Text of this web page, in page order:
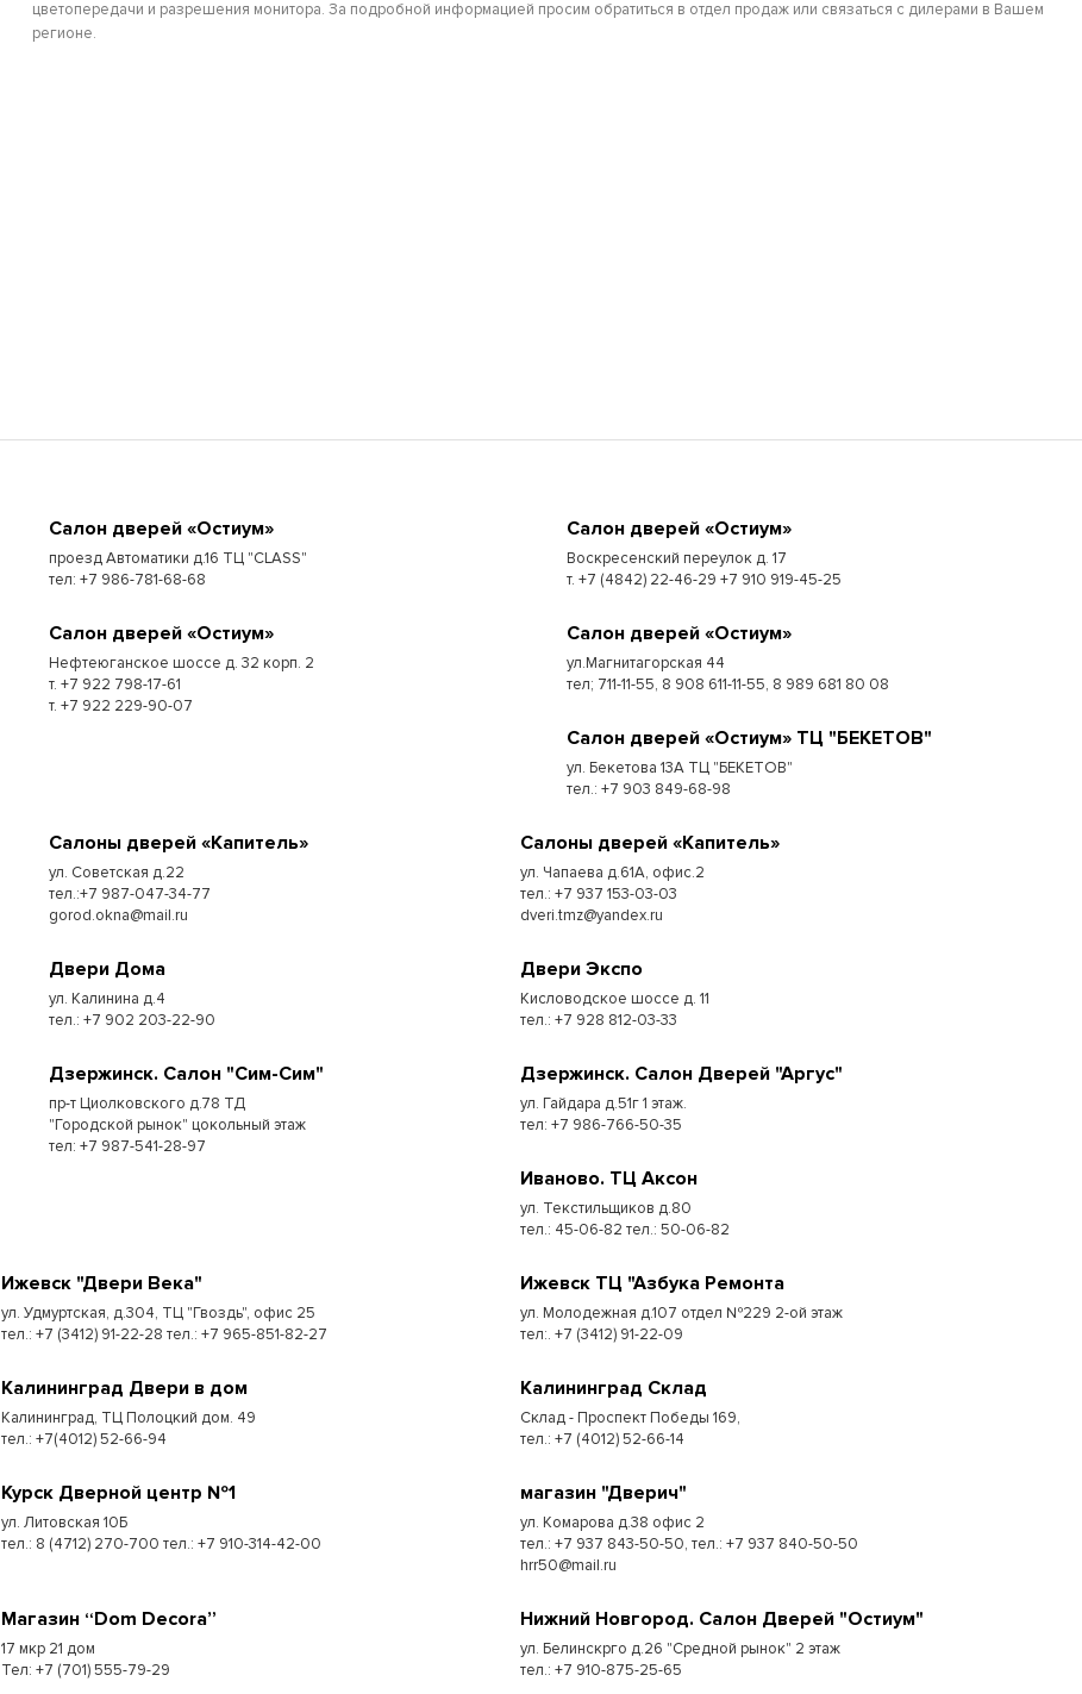
цветопередачи и разрешения монитора. За подробной информацией просим обратиться в отдел продаж или связаться с дилерами в Вашем
регионе.
Cалон дверей «Остиум»
проезд Автоматики д.16 ТЦ "CLASS"
тел: +7 986-781-68-68
Cалон дверей «Остиум»
Воскресенский переулок д. 17
т. +7 (4842) 22-46-29 +7 910 919-45-25
Cалон дверей «Остиум»
Нефтеюганское шоссе д. 32 корп. 2
т. +7 922 798-17-61
т. +7 922 229-90-07
Cалон дверей «Остиум»
ул.Магнитагорская 44
тел; 711-11-55, 8 908 611-11-55, 8 989 681 80 08
Cалон дверей «Остиум» ТЦ "БЕКЕТОВ"
ул. Бекетова 13А ТЦ "БЕКЕТОВ"
тел.: +7 903 849-68-98
Cалоны дверей «Капитель»
ул. Советская д.22
тел.:+7 987-047-34-77
gorod.okna@mail.ru
Cалоны дверей «Капитель»
ул. Чапаева д.61А, офис.2
тел.: +7 937 153-03-03
dveri.tmz@yandex.ru
Двери Дома
ул. Калинина д.4
тел.: +7 902 203-22-90
Двери Экспо
Кисловодское шоссе д. 11
тел.: +7 928 812-03-33
Дзержинск. Салон "Сим-Сим"
пр-т Циолковского д.78 ТД
"Городской рынок" цокольный этаж
тел: +7 987-541-28-97
Дзержинск. Салон Дверей "Аргус"
ул. Гайдара д.51г 1 этаж.
тел: +7 986-766-50-35
Иваново. ТЦ Аксон
ул. Текстильщиков д.80
тел.: 45-06-82 тел.: 50-06-82
Ижевск "Двери Века"
ул. Удмуртская, д.304, ТЦ "Гвоздь", офис 25
тел.: +7 (3412) 91-22-28 тел.: +7 965-851-82-27
Ижевск ТЦ "Азбука Ремонта
ул. Молодежная д.107 отдел №229 2-ой этаж
тел:. +7 (3412) 91-22-09
Калининград Двери в дом
Калининград, ТЦ Полоцкий дом. 49
тел.: +7(4012) 52-66-94
Калининград Склад
Склад - Проспект Победы 169,
тел.:​ +7 (4012) 52-66-14
Курск Дверной центр №1
ул. Литовская 10Б
тел.: 8 (4712) 270-700 тел.: +7 910-314-42-00
магазин "Дверич"
ул. Комарова д.38 офис 2
тел.: +7 937 843-50-50, тел.: +7 937 840-50-50
hrr50@mail.ru
Магазин “Dom Decora”
17 мкр 21 дом
Тел: +7 (701) 555-79-29
Нижний Новгород. Салон Дверей "Остиум"
ул. Белинскрго д.26 "Средной рынок" 2 этаж
тел.: +7 910-875-25-65